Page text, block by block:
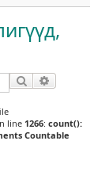
Хайлт
line 1266: count():
Countable